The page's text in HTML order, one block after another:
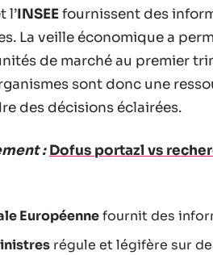
l’INSEEfournissent des
La veille économique a
de marché au premier
sont donc une
des décisions éclairées.
: Dofus portazl vs
Européennefournit des
régule et légifère sur